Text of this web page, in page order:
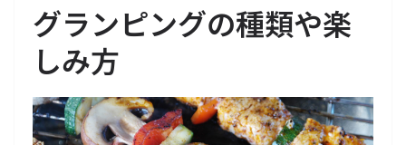
グランピングの種類や楽
しみ方